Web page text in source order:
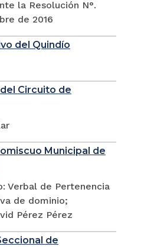
la Resolución N°.
de 2016
del Quindío
Circuito de
Municipal de
Verbal de Pertenencia
de dominio;
Pérez Pérez
de